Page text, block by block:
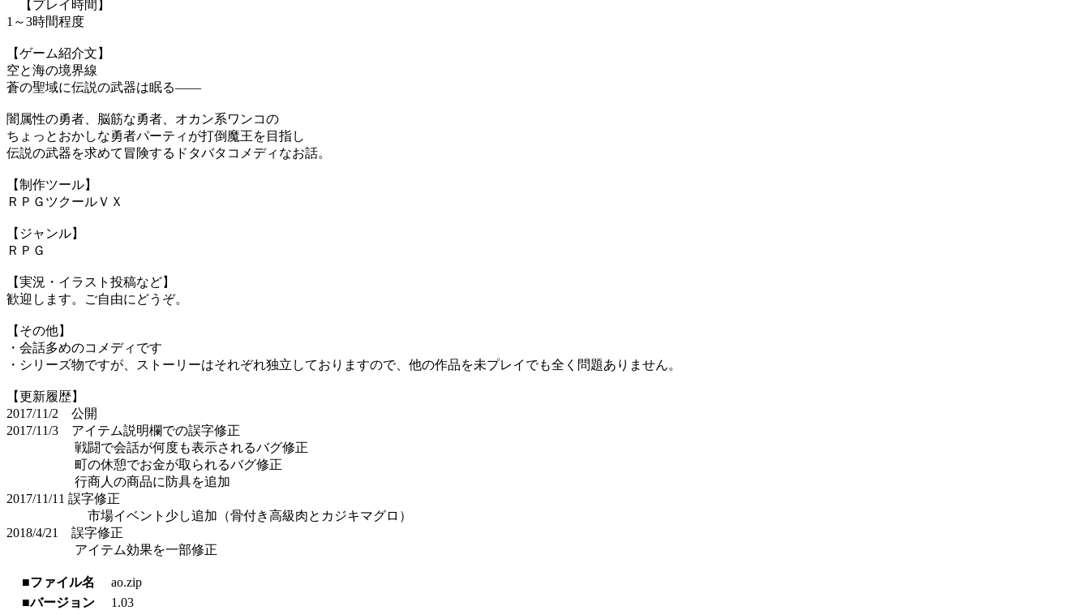
【プレイ時間】
1～3時間程度
【ゲーム紹介文】
空と海の境界線
蒼の聖域に伝説の武器は眠る――
闇属性の勇者、脳筋な勇者、オカン系ワンコの
ちょっとおかしな勇者パーティが打倒魔王を目指し
伝説の武器を求めて冒険するドタバタコメディなお話。
【制作ツール】
ＲＰＧツクールＶＸ
【ジャンル】
ＲＰＧ
【実況・イラスト投稿など】
歓迎します。ご自由にどうぞ。
【その他】
・会話多めのコメディです
・シリーズ物ですが、ストーリーはそれぞれ独立しておりますので、他の作品を未プレイでも全く問題ありません。
【更新履歴】
2017/11/2 公開
2017/11/3 アイテム説明欄での誤字修正
戦闘で会話が何度も表示されるバグ修正
町の休憩でお金が取られるバグ修正
行商人の商品に防具を追加
2017/11/11 誤字修正
市場イベント少し追加（骨付き高級肉とカジキマグロ）
2018/4/21 誤字修正
アイテム効果を一部修正
■ファイル名
ao.zip
■バージョン
1.03